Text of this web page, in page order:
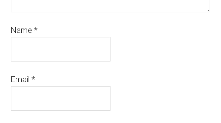
Name*
Email*